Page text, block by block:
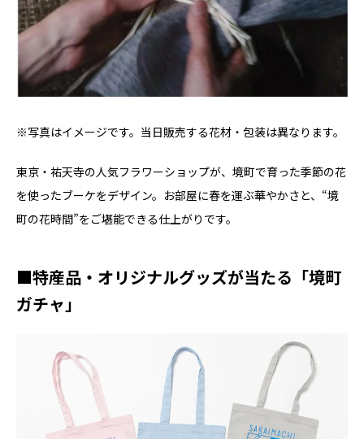
※写真はイメージです。当日販売する花材・包装は異なります。
東京・祐天寺の人気フラワーショップが、境町で育った季節の花
を使ったブーケをデザイン。お部屋に春を運ぶ華やかさと、“境
町の花時間”をご堪能できる仕上がりです。
■特産品・オリジナルグッズが当たる「境町
ガチャ」